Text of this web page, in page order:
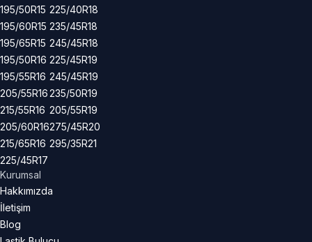
195/50R15
195/60R15
195/65R15
195/50R16
195/55R16
205/55R16
215/55R16
205/60R16
215/65R16
225/45R17
225/40R18
235/45R18
245/45R18
225/45R19
245/45R19
235/50R19
205/55R19
275/45R20
295/35R21
Kurumsal
Hakkımızda
İletişim
Blog